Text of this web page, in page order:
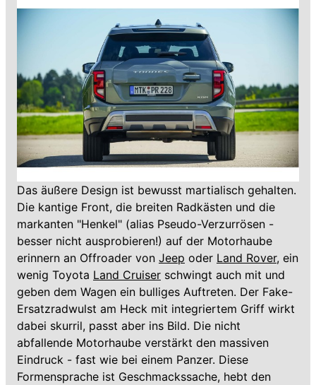
Das äußere Design ist bewusst martialisch gehalten.
Die kantige Front, die breiten Radkästen und die
markanten "Henkel" (alias Pseudo-Verzurrösen -
besser nicht ausprobieren!) auf der Motorhaube
erinnern an Offroader von Jeep oder Land Rover, ein
wenig Toyota Land Cruiser schwingt auch mit und
geben dem Wagen ein bulliges Auftreten. Der Fake-
Ersatzradwulst am Heck mit integriertem Griff wirkt
dabei skurril, passt aber ins Bild. Die nicht
abfallende Motorhaube verstärkt den massiven
Eindruck - fast wie bei einem Panzer. Diese
Formensprache ist Geschmackssache, hebt den